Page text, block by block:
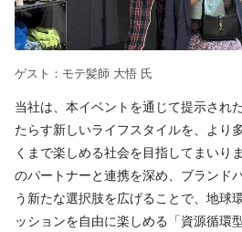
ゲスト：モテ髪師 大悟 氏
当社は、本イベントを通じて提示され
たらす新しいライフスタイルを、より
くまで楽しめる社会を目指してまいり
のパートナーと連携を深め、ブランド
う新たな選択肢を広げることで、地球
ッションを自由に楽しめる「資源循環